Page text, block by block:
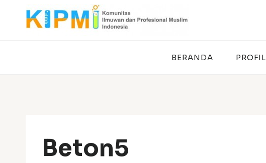
BERANDA PROFIL
Beton5